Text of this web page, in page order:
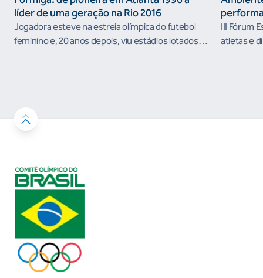
líder de uma geração na Rio 2016
Jogadora esteve na estreia olímpica do futebol
feminino e, 20 anos depois, viu estádios lotados
III Fórum
atletas e